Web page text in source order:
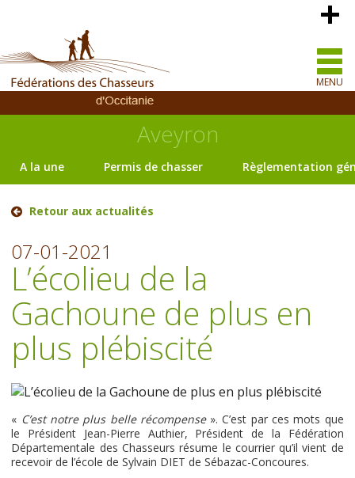
MENU
Aveyron
A la une Permis de chasser Règlementation
Retour aux actualités
07-01-2021
L’écolieu de la
Gachoune de plus en
plus plébiscité
« C’est notre plus belle récompense». C’est par ces mots que
le Président Jean-Pierre Authier, Président de la Fédération
Départementale des Chasseurs résume le courrier qu’il vient de
recevoir de l’école de Sylvain DIET de Sébazac-Concoures.